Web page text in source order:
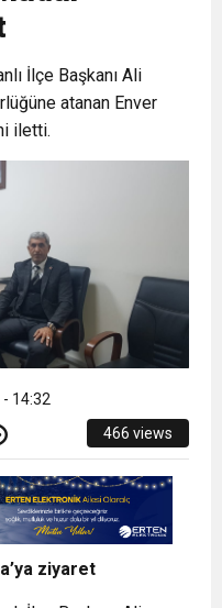
İlçe Başkanı Ali
atanan Enver
iletti.
- 14:32
466 views
ziyaret